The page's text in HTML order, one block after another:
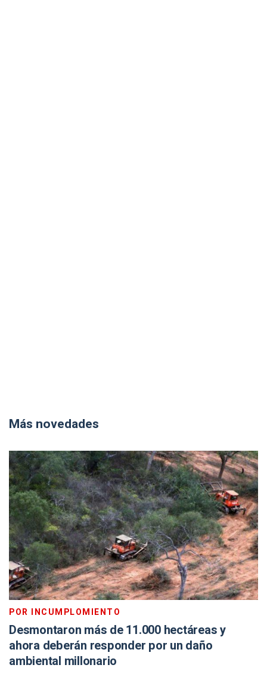
Más novedades
POR INCUMPLOMIENTO
Desmontaron más de 11.000 hectáreas y
ahora deberán responder por un daño
ambiental millonario